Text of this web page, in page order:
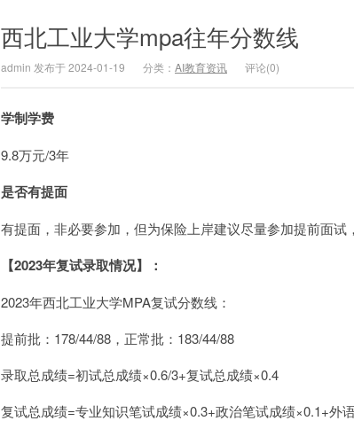
西北工业大学mpa往年分数线
admin 发布于 2024-01-19 分类： AI教育资讯 评论(0)
学制学费
9.8万元/3年
是否有提面
有提面，非必要参加，但为保险上岸建议尽量参加提前面试
【2023年复试录取情况】：
2023年西北工业大学MPA复试分数线：
提前批：178/44/88，正常批：183/44/88
录取总成绩=初试总成绩×0.6/3+复试总成绩×0.4
复试总成绩=专业知识笔试成绩×0.3+政治笔试成绩×0.1+外